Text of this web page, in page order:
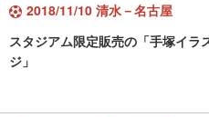
2018/11/10 清水－名古屋
スタジアム限定販売の「手塚イ
ジ」